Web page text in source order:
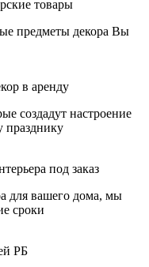
товары
предметы декора Вы
в аренду
создадут настроение
празднику
под заказ
для вашего дома, мы
сроки
РБ